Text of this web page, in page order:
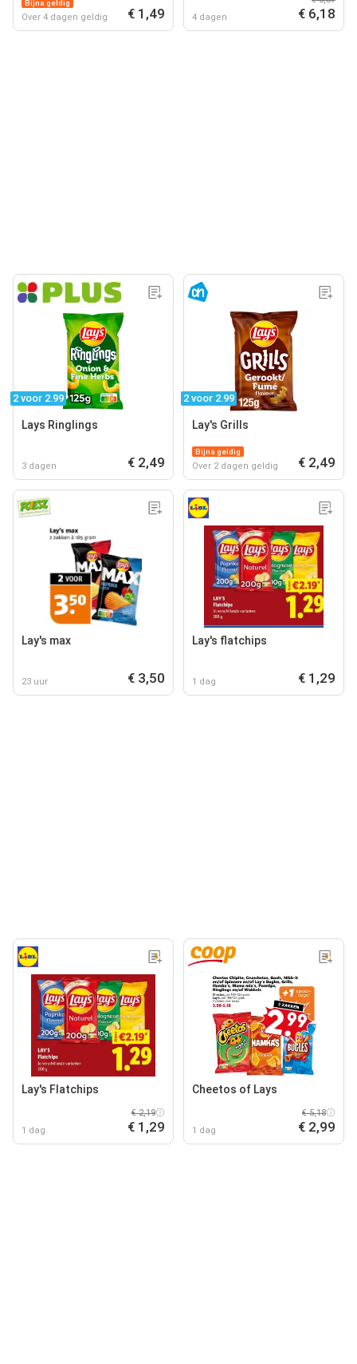
Bijna geldig
Over 4 dagen geldig € 1,49 4 dagen € 6,18
2 voor 2.99
Lays Ringlings
3 dagen € 2,49
2 voor 2.99
Lay's Grills
Bijna geldig
Over 2 dagen geldig € 2,49
Lay's max
23 uur € 3,50
Lay's flatchips
1 dag € 1,29
Lay's Flatchips
1 dag
€ 2,19
€ 1,29
Cheetos of Lays
1 dag
€ 5,18
€ 2,99